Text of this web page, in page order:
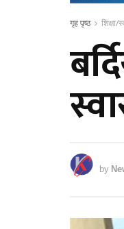
गृह पृष्ठ शिक्षा/
by